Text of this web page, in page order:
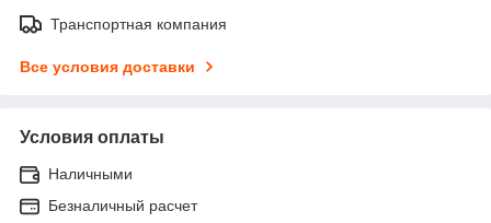
Транспортная компания
Все условия доставки
Условия оплаты
Наличными
Безналичный расчет